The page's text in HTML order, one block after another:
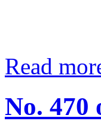
Read
No. 470